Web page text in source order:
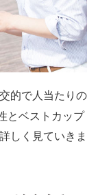
的で人当たりの
とベストカップ
しく見ていきま